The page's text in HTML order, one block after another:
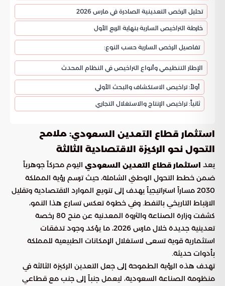
تحليل الرخص التعدينية الصادرة في مارس 2026
خارطة التراخيص السارية بنهاية الربع الأول
تفاصيل الرخص السارية حسب النوع:
الإطار التنظيمي وأنواع التراخيص في النظام المحدث
أولاً: تراخيص الاستكشاف والبحث الأولي
ثانياً: تراخيص الإنتاج والاستغلال التجاري
استثمار قطاع التعدين السعودي: ملامح
التحول نحو الركيزة الاقتصادية الثالثة
يعد استثمار قطاع التعدين السعودي اليوم محركاً جوهرياً
ضمن خطط التحول الوطني الشاملة، حيث ترسم رؤية المملكة
2030 مساراً استراتيجياً يهدف إلى تنويع الموارد الاقتصادية وتقليل
الارتباط التاريخي بالنفط. وفي خطوة تعكس تسارع هذا النمو،
كشفت وزارة الصناعة والثروة المعدنية عن منح 80 رخصة
تعدينية جديدة خلال مارس 2026، ما يؤكد وجود تدفقات
استثمارية قوية تسعى لاستغلال الإمكانات الطبيعية للمملكة
بأدوات حديثة.
تهدف هذه الرؤية الطموحة إلى جعل التعدين الركيزة الثالثة في
منظومة الصناعة السعودية، ليعمل جنباً إلى جنب مع قطاعي